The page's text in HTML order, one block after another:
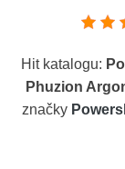
Hit katalogu:
Phuzion
značky